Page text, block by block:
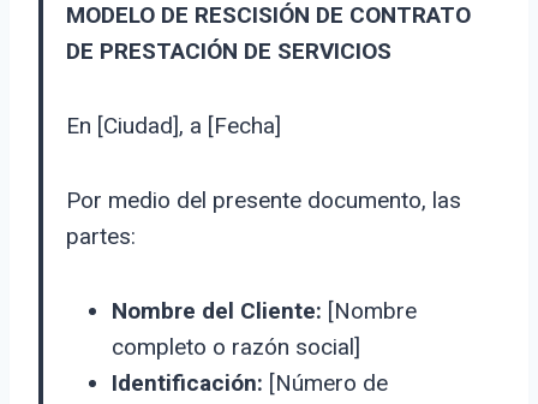
MODELO DE RESCISIÓN DE CONTRATO
DE PRESTACIÓN DE SERVICIOS
En [Ciudad], a [Fecha]
Por medio del presente documento, las
partes:
Nombre del Cliente: [Nombre
completo o razón social]
Identificación: [Número de